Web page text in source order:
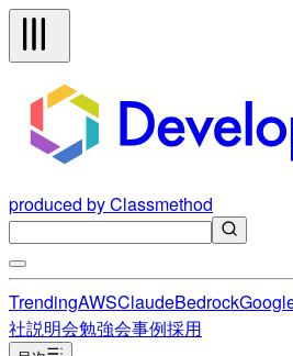
produced by Classmethod
TrendingAWSClaudeBedrock
社説明会勉強会事例採用